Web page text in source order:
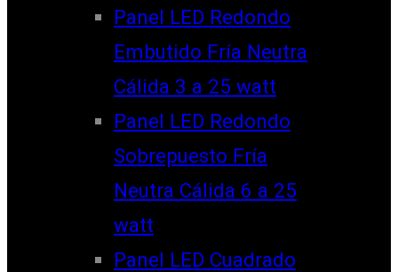
Panel LED Redondo
Embutido Fría Neutra
Cálida 3 a 25 watt
Panel LED Redondo
Sobrepuesto Fría
Neutra Cálida 6 a 25
watt
Panel LED Cuadrado